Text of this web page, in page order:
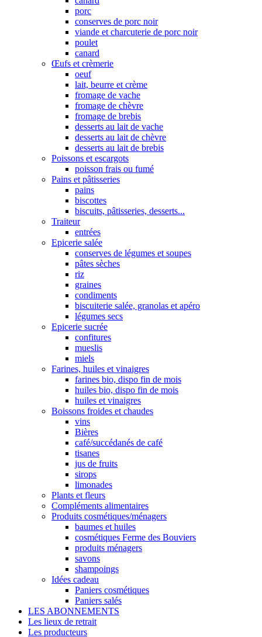
porc
conserves de porc noir
viande et charcuterie de porc noir
poulet
canard
Œufs et crèmerie
oeuf
lait, beurre et crème
fromage de vache
fromage de chèvre
fromage de brebis
desserts au lait de vache
desserts au lait de chèvre
desserts au lait de brebis
Poissons et escargots
poisson frais ou fumé
Pains et pâtisseries
pains
biscottes
biscuits, pâtisseries, desserts...
Traiteur
entrées
Epicerie salée
conserves de légumes et soupes
pâtes sèches
riz
graines
condiments
biscuiterie salée, granolas et apéro
légumes secs
Epicerie sucrée
confitures
mueslis
miels
Farines, huiles et vinaigres
farines bio, dispo fin de mois
huiles bio, dispo fin de mois
huiles et vinaigres
Boissons froides et chaudes
vins
Bières
café/succédanés de café
tisanes
jus de fruits
sirops
limonades
Plants et fleurs
Compléments alimentaires
Produits cosmétiques/ménagers
baumes et huiles
cosmétiques Ferme des Bouviers
produits ménagers
savons
shampoings
Idées cadeau
Paniers cosmétiques
Paniers salés
LES ABONNEMENTS
Les lieux de retrait
Les producteurs